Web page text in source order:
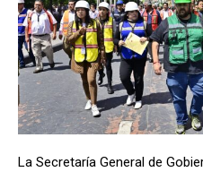
La Secretaría General de